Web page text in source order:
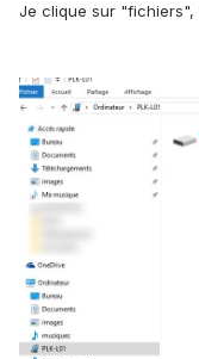
Je clique sur "fichiers",